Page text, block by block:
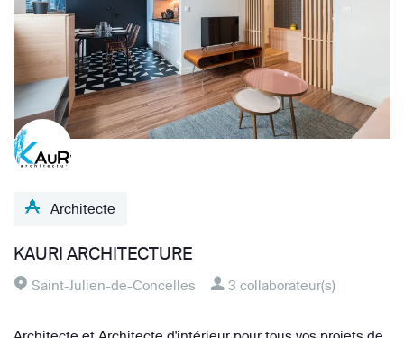
Architecte
KAURI ARCHITECTURE
Saint-Julien-de-Concelles 3 collaborateur(s)